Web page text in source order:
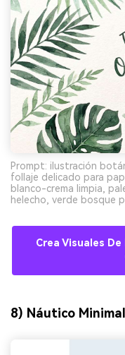
Prompt: ilustración
follaje delicado para
blanco-crema limpia,
helecho, verde bosque
Crea Visuales
8) Náutico